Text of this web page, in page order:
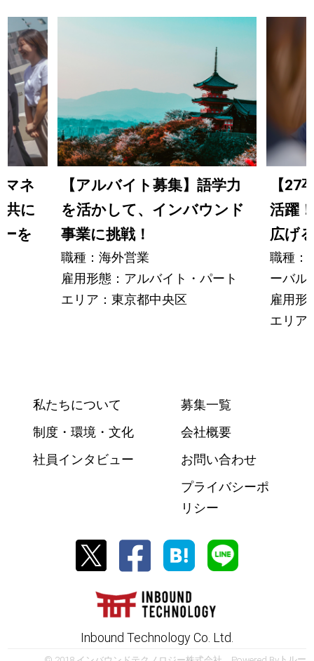
マネ
共に
を
【アルバイト募集】語学力
を活かして、インバウンド
事業に挑戦！
職種：海外営業
雇用形態：アルバイト・パート
エリア：東京都中央区
【27
活躍
広げ
職種：
ーバル
雇用形
エリア
私たちについて
制度・環境・文化
社員インタビュー
募集一覧
会社概要
お問い合わせ
プライバシーポ
リシー
Inbound Technology Co. Ltd.